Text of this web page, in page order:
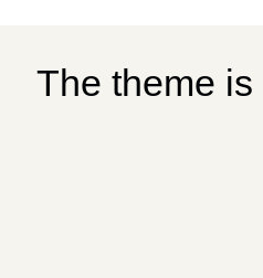
The theme